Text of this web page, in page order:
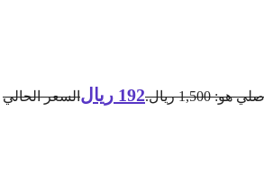
ريال. 192 ريال السعر الحالي